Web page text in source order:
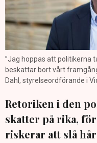
”Jag hoppas att politikerna
beskattar bort vårt
Dahl, styrelseordförande i
Retoriken i den
skatter på rika,
riskerar att slå